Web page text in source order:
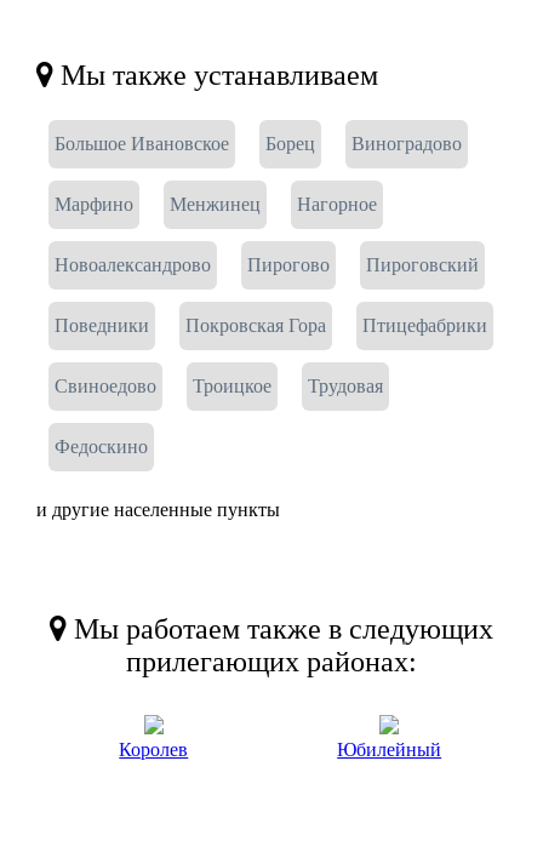
Мы также устанавливаем
Большое Ивановское Борец Виноградово
Марфино Менжинец Нагорное
Новоалександрово Пирогово Пироговский
Поведники Покровская Гора Птицефабрики
Свиноедово Троицкое Трудовая
Федоскино
и другие населенные пункты
Мы работаем также в следующих
прилегающих районах:
Королев Юбилейный